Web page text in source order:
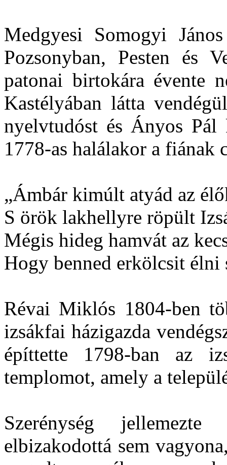
Medgyesi Somogyi
Pozsonyban, Pesten és
patonai birtokára évente
Kastélyában látta
nyelvtudóst és Ányos
1778-as halálakor a fiának
„Ámbár kimúlt atyád az
S örök lakhellyre röpült
Mégis hideg hamvát az
Hogy benned erkölcsit élni
Révai Miklós 1804-ben
izsákfai házigazda
építtette 1798-ban az
templomot, amely a
Szerénység
elbizakodottá sem